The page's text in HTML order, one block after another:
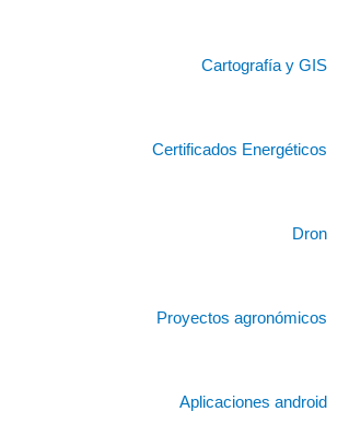
Cartografía y GIS
Certificados Energéticos
Dron
Proyectos agronómicos
Aplicaciones android